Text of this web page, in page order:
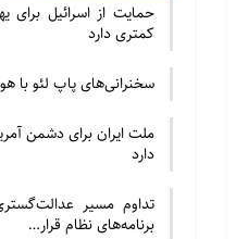
حمایت از اسرائیل برای
کمتری دارد
سخنرانی‌های پاپ لئو
ملت ایران برای دشمن
دارد
تداوم مسیر
برنامه‌های نظام قرار…